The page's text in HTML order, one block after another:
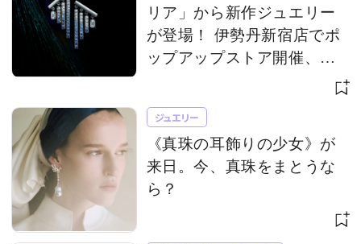
リア」から新作ジュエリー
が登場！ 伊勢丹新宿店でポ
ップアップストア開催、限
ジュエリー
《真珠の耳飾りの少女》が
来日。今、真珠をまとうな
ら？